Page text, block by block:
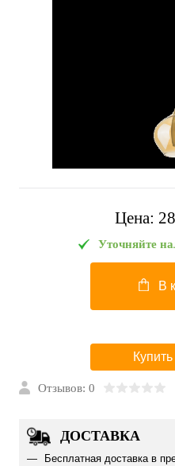
Цена:
Уточняйте
В
Отзывов: 0
ДОСТАВКА
Бесплатная доставка в